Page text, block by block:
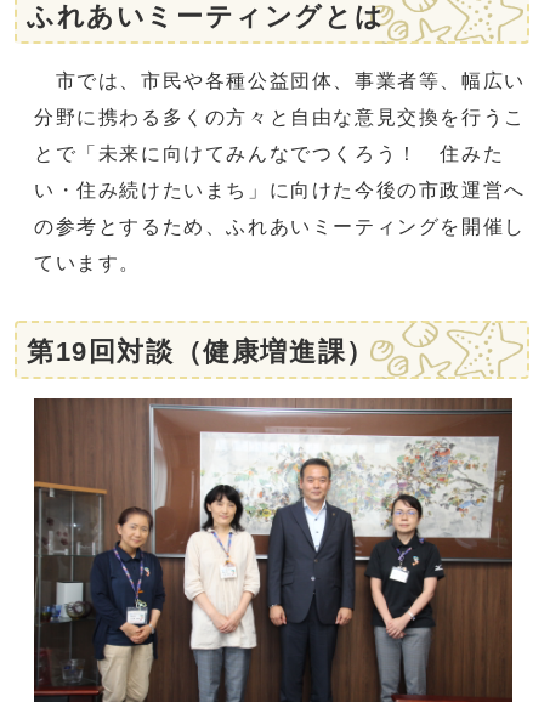
ふれあいミーティングとは
市では、市民や各種公益団体、事業者等、幅広い
分野に携わる多くの方々と自由な意見交換を行うこ
とで「未来に向けてみんなでつくろう！ 住みた
い・住み続けたいまち」に向けた今後の市政運営へ
の参考とするため、ふれあいミーティングを開催し
ています。
第19回対談（健康増進課）